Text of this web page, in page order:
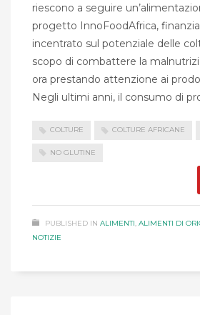
riescono a seguire
progetto InnoFoodAfrica,
incentrato sul potenziale delle
scopo di combattere la
ora prestando attenzione ai
Negli ultimi anni, il consumo di
COLTURE COLTURE AFRICANE
NO GLUTINE
PUBLISHED IN ALIMENTI, ALIMENTI DI
NOTIZIE